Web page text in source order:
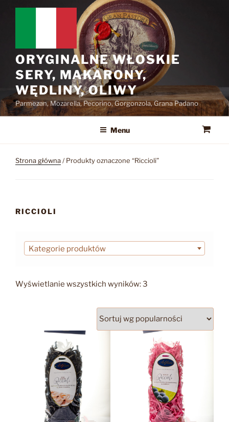
Przejdź
ORYGINALNE WŁOSKIE
SERY, MAKARONY,
WĘDLINY, OLIWY
Parmezan, Mozarella, Pecorino, Gorgonzola, Grana Padano
Menu
Strona główna/ Produkty oznaczone “Riccioli”
RICCIOLI
Kategorie produktów
Wyświetlanie wszystkich wyników: 3
popularności